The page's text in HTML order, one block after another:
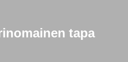
tapa